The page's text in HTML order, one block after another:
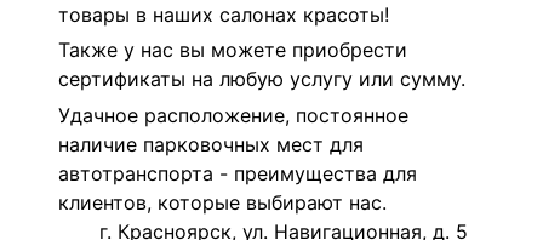
товары в наших салонах красоты!
Также у нас вы можете приобрести
сертификаты на любую услугу или сумму.
Удачное расположение, постоянное
наличие парковочных мест для
автотранспорта - преимущества для
клиентов, которые выбирают нас.
г. Красноярск, ул. Навигационная, д. 5